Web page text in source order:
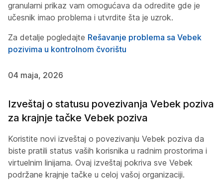
granularni prikaz vam omogućava da odredite gde je
učesnik imao problema i utvrdite šta je uzrok.
Za detalje pogledajte Rešavanje problema sa Vebek
pozivima u kontrolnom čvorištu
04 maja, 2026
Izveštaj o statusu povezivanja Vebek poziva
za krajnje tačke Vebek poziva
Koristite novi izveštaj o povezivanju Vebek poziva da
biste pratili status vaših korisnika u radnim prostorima i
virtuelnim linijama. Ovaj izveštaj pokriva sve Vebek
podržane krajnje tačke u celoj vašoj organizaciji.